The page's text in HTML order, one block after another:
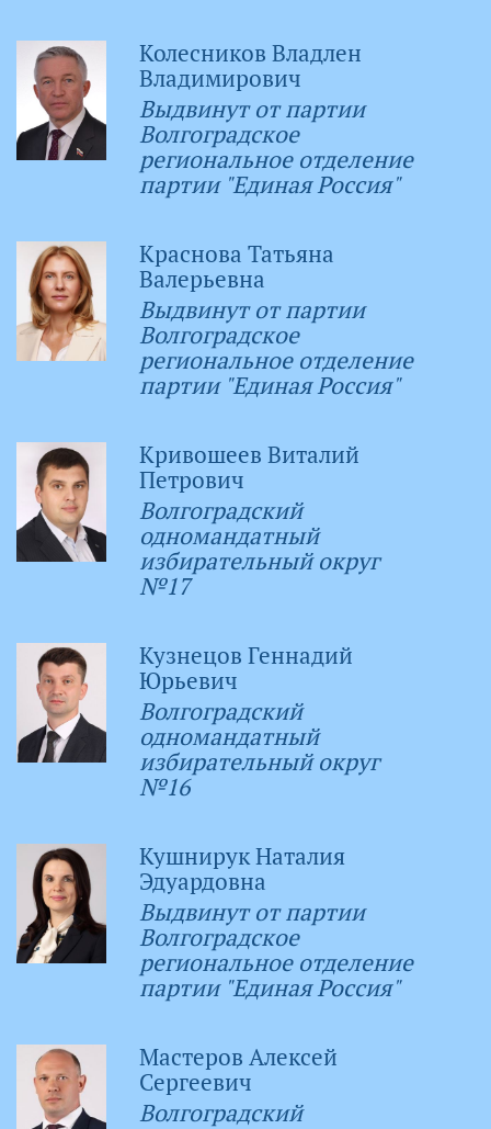
Колесников Владлен
Владимирович
Выдвинут от партии
Волгоградское
региональное отделение
партии "Единая Россия"
Краснова Татьяна
Валерьевна
Выдвинут от партии
Волгоградское
региональное отделение
партии "Единая Россия"
Кривошеев Виталий
Петрович
Волгоградский
одномандатный
избирательный округ
№17
Кузнецов Геннадий
Юрьевич
Волгоградский
одномандатный
избирательный округ
№16
Кушнирук Наталия
Эдуардовна
Выдвинут от партии
Волгоградское
региональное отделение
партии "Единая Россия"
Мастеров Алексей
Сергеевич
Волгоградский